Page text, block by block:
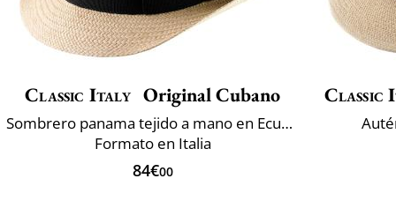
Classic Italy Original Cubano
Sombrero panama tejido a mano en Ecuador
Formato en Italia
84€00
Classic